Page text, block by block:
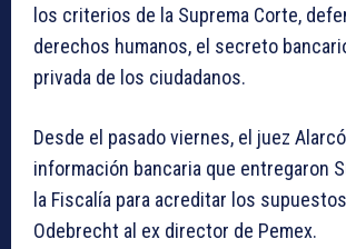
los criterios de la Suprema Corte,
derechos humanos, el secreto
privada de los ciudadanos.
Desde el pasado viernes, el juez
información bancaria que entregaron
la Fiscalía para acreditar los
Odebrecht al ex director de Pemex.